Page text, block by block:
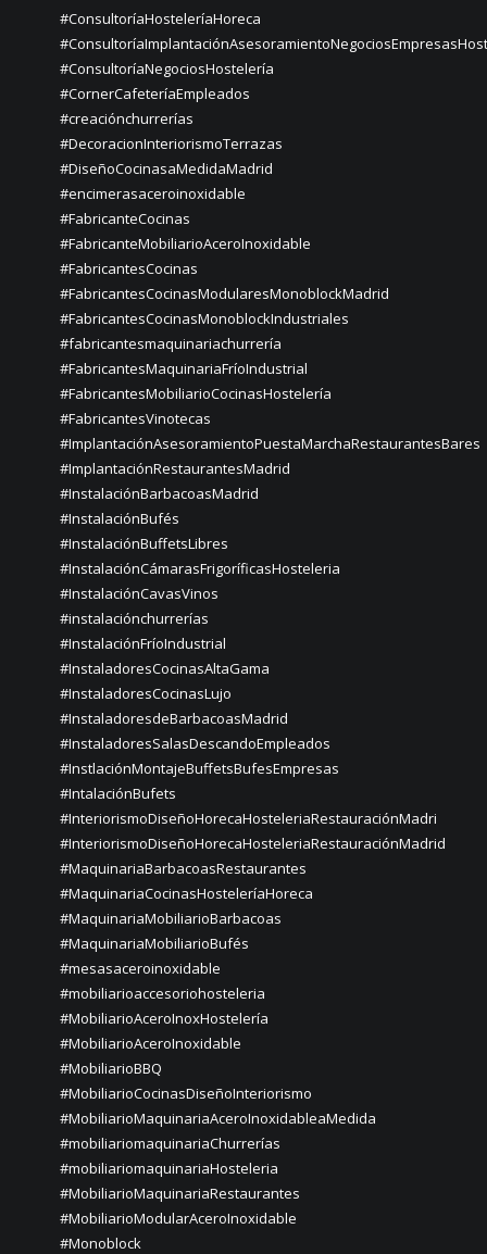
#ConsultoríaHosteleríaHoreca
#ConsultoríaNegociosHostelería
#CornerCafeteríaEmpleados
#creaciónchurrerías
#DecoracionInteriorismoTerrazas
#DiseñoCocinasaMedidaMadrid
#encimerasaceroinoxidable
#FabricanteCocinas
#FabricanteMobiliarioAceroInoxidable
#FabricantesCocinas
#FabricantesCocinasModularesMonoblockMadrid
#FabricantesCocinasMonoblockIndustriales
#fabricantesmaquinariachurrería
#FabricantesMaquinariaFríoIndustrial
#FabricantesMobiliarioCocinasHostelería
#FabricantesVinotecas
#ImplantaciónAsesoramientoPuestaMarchaRestaurantesBares
#ImplantaciónRestaurantesMadrid
#InstalaciónBarbacoasMadrid
#InstalaciónBufés
#InstalaciónBuffetsLibres
#InstalaciónCámarasFrigoríficasHosteleria
#InstalaciónCavasVinos
#instalaciónchurrerías
#InstalaciónFríoIndustrial
#InstaladoresCocinasAltaGama
#InstaladoresCocinasLujo
#InstaladoresdeBarbacoasMadrid
#InstaladoresSalasDescandoEmpleados
#InstlaciónMontajeBuffetsBufesEmpresas
#IntalaciónBufets
#InteriorismoDiseñoHorecaHosteleriaRestauraciónMadri
#InteriorismoDiseñoHorecaHosteleriaRestauraciónMadrid
#MaquinariaBarbacoasRestaurantes
#MaquinariaCocinasHosteleríaHoreca
#MaquinariaMobiliarioBarbacoas
#MaquinariaMobiliarioBufés
#mesasaceroinoxidable
#mobiliarioaccesoriohosteleria
#MobiliarioAceroInoxHostelería
#MobiliarioAceroInoxidable
#MobiliarioBBQ
#MobiliarioCocinasDiseñoInteriorismo
#MobiliarioMaquinariaAceroInoxidableaMedida
#mobiliariomaquinariaChurrerías
#mobiliariomaquinariaHosteleria
#MobiliarioMaquinariaRestaurantes
#MobiliarioModularAceroInoxidable
#Monoblock